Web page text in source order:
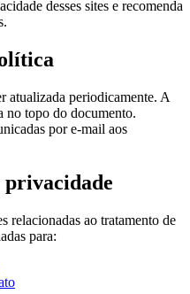
desses sites e recomenda
atualizada periodicamente. A
no topo do documento.
por e-mail aos
privacidade
relacionadas ao tratamento de
para: